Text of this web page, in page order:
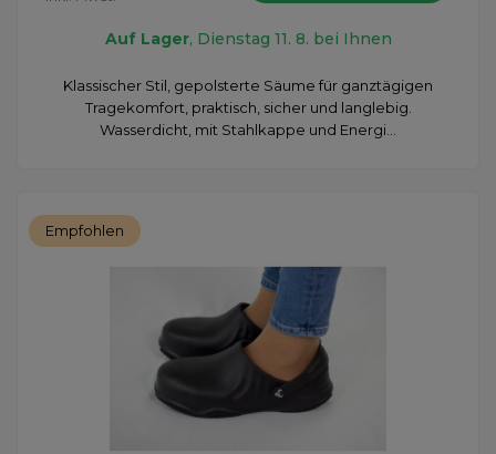
Auf Lager, Dienstag 11. 8. bei Ihnen
Klassischer Stil, gepolsterte Säume für ganztägigen
Tragekomfort, praktisch, sicher und langlebig.
Wasserdicht, mit Stahlkappe und Energi...
Empfohlen